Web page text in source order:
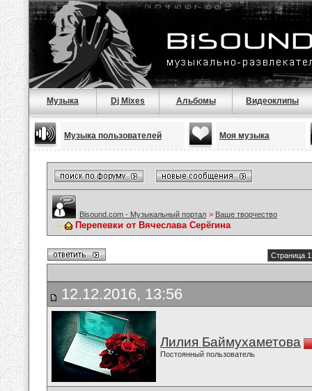
Музыка Dj Mixes Альбомы Видеоклипы
Музыка пользователей Моя музыка
Bisound.com - Музыкальный портал > Ваше творчество
Перепевки от Вячеслава Серёгина
Страница
12.12.2016, 13:56
Лилия Баймухаметова
Постоянный пользователь